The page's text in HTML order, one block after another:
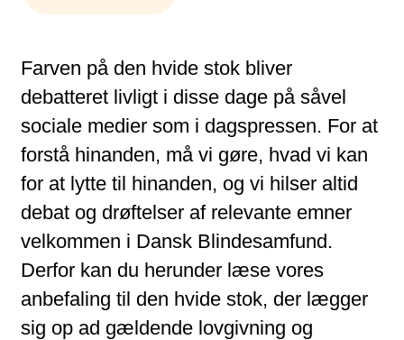
Farven på den hvide stok bliver
debatteret livligt i disse dage på såvel
sociale medier som i dagspressen. For at
forstå hinanden, må vi gøre, hvad vi kan
for at lytte til hinanden, og vi hilser altid
debat og drøftelser af relevante emner
velkommen i Dansk Blindesamfund.
Derfor kan du herunder læse vores
anbefaling til den hvide stok, der lægger
sig op ad gældende lovgivning og